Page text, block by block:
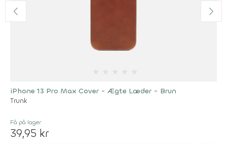
iPhone 13 Pro Max Cover - Ægte Læder - Brun
Trunk
Få på lager
39,95 kr